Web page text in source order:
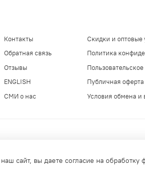
Контакты
Обратная связь
Отзывы
ENGLISH
СМИ о нас
Скидки и оптовые
Политика
Публичная оферта
Условия обмена и
сайт, вы даете согласие на